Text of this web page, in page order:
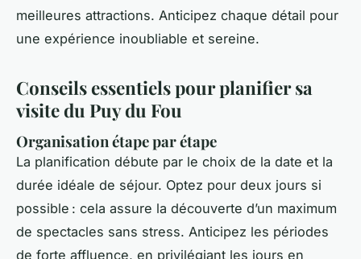
meilleures attractions. Anticipez chaque détail pour
une expérience inoubliable et sereine.
Conseils essentiels pour planifier sa
visite du Puy du Fou
Organisation étape par étape
La planification débute par le choix de la date et la
durée idéale de séjour. Optez pour deux jours si
possible : cela assure la découverte d’un maximum
de spectacles sans stress. Anticipez les périodes
de forte affluence, en privilégiant les jours en